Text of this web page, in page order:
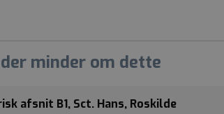
minder om dette
afsnit B1, Sct. Hans, Roskilde